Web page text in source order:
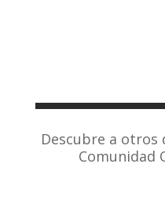
Descubre a otros
Comunidad